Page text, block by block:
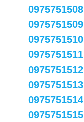
0975751508
0975751509
0975751510
0975751511
0975751512
0975751513
0975751514
0975751515